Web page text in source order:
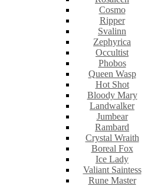
Cosmo
Ripper
Svalinn
Zephyrica
Occultist
Phobos
Queen Wasp
Hot Shot
Bloody Mary
Landwalker
Jumbear
Rambard
Crystal Wraith
Boreal Fox
Ice Lady
Valiant Saintess
Rune Master